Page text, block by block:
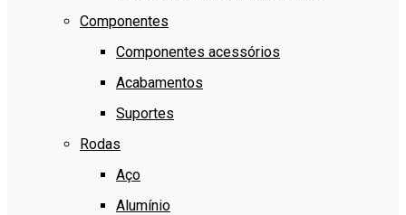
Componentes
Componentes acessórios
Acabamentos
Suportes
Rodas
Aço
Alumínio